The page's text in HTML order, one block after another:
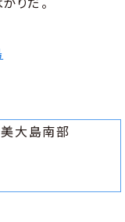
大島南部